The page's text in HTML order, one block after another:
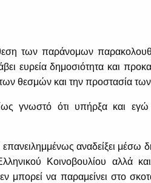
των παράνομων
ευρεία δημοσιότητα και
των θεσμών και την προστασία
γνωστό ότι υπήρξα και
αναδείξει
Κοινοβουλίου αλλά
μπορεί να παραμείνει στο